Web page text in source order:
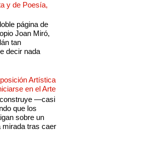
y de Poesía,
página de
Joan Miró,
tan
decir nada
Artística
en el Arte
—casi
que los
sobre un
mirada tras caer